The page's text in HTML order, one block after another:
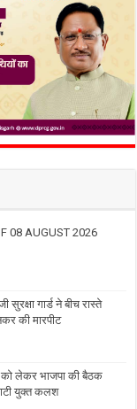
08 AUGUST 2026
गार्ड ने बीच रास्ते
की मारपीट
को लेकर भाजपा की बैठक
युक्त कलश